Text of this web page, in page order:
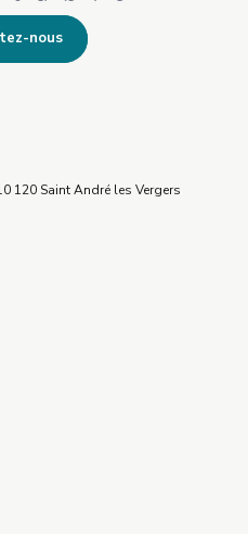
nous
120 Saint André les Vergers